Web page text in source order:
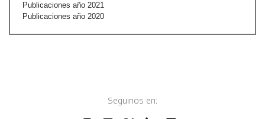
Publicaciones año 2021
Publicaciones año 2020
Seguinos en: